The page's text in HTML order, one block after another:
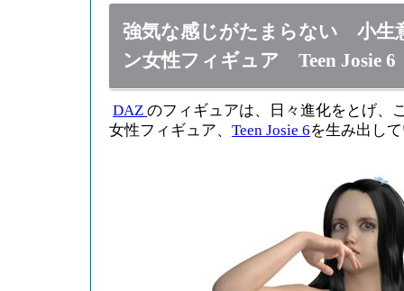
強気な感じがたまらない 小生
ン女性フィギュア Teen Josie 6
DAZ のフィギュアは、日々進化をとげ、
女性フィギュア、 Teen Josie 6を生み出し